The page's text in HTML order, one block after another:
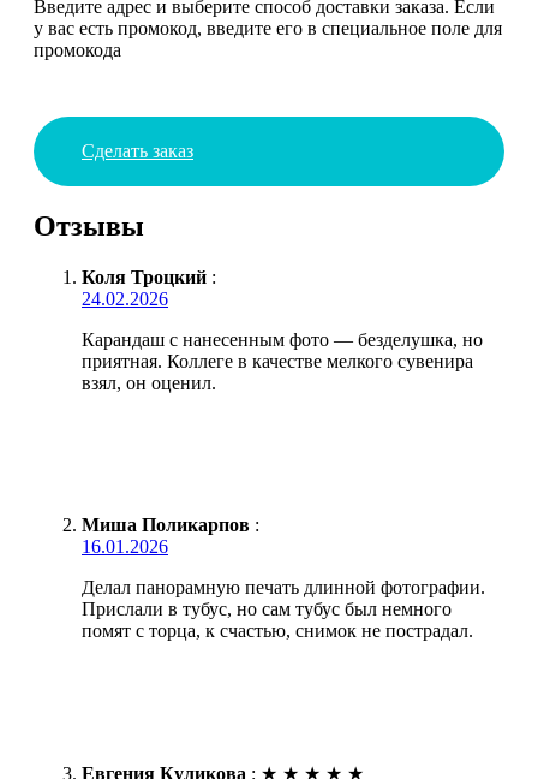
Введите адрес и выберите способ доставки заказа. Если
у вас есть промокод, введите его в специальное поле для
промокода
Сделать заказ
Отзывы
Коля Троцкий :
24.02.2026
Карандаш с нанесенным фото — безделушка, но
приятная. Коллеге в качестве мелкого сувенира
взял, он оценил.
Миша Поликарпов :
16.01.2026
Делал панорамную печать длинной фотографии.
Прислали в тубус, но сам тубус был немного
помят с торца, к счастью, снимок не пострадал.
Евгения Куликова : ★ ★ ★ ★ ★